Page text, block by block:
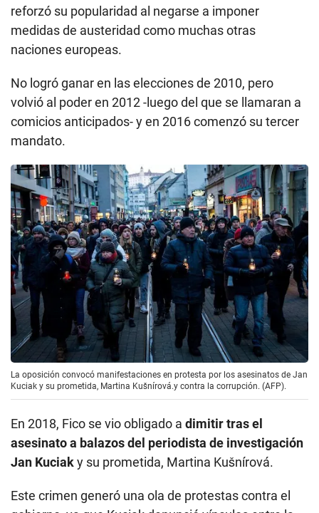
reforzó su popularidad al negarse a imponer
medidas de austeridad como muchas otras
naciones europeas.
No logró ganar en las elecciones de 2010, pero
volvió al poder en 2012 -luego del que se llamaran a
comicios anticipados- y en 2016 comenzó su tercer
mandato.
La oposición convocó manifestaciones en protesta por los asesinatos de Jan
Kuciak y su prometida, Martina Kušnírová.y contra la corrupción. (AFP).
En 2018, Fico se vio obligado a dimitir tras el
asesinato a balazos del periodista de investigación
Jan Kuciaky su prometida, Martina Kušnírová.
Este crimen generó una ola de protestas contra el